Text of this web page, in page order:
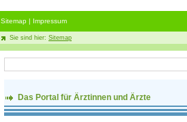
Sitemap | Impressum
Sie sind hier: Sitemap
Das Portal für Ärztinnen und Ärzte